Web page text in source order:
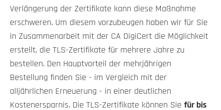
Verlängerung der Zertifikate kann diese Maßnahme
erschweren. Um diesem vorzubeugen haben wir für Sie
in Zusammenarbeit mit der CA DigiCert die Möglichkeit
erstellt, die TLS-Zertifikate für mehrere Jahre zu
bestellen. Den Hauptvorteil der mehrjährigen
Bestellung finden Sie - im Vergleich mit der
alljährlichen Erneuerung - in einer deutlichen
Kostenersparnis. Die TLS-Zertifikate können Sie für bis